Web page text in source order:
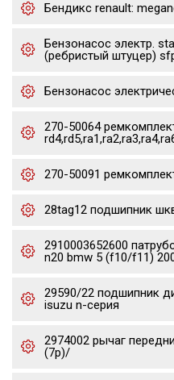
Бендикс renault:
Бензонасос электр.
(ребристый штуцер)
Бензонасос
270-50064
270-50091
28tag12 подшипник
2910003652600
n20 bmw 5 (f10/f11)
29590/22 подшипник
isuzu n-серия
2974002 рычаг
(7p)/